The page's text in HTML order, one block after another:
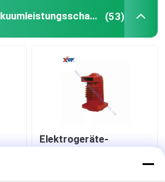
Hochspannungsvakuumleistungsschalter (53)
Elektrogeräte-
Spannungs-
Epoxidharz-Isolierung